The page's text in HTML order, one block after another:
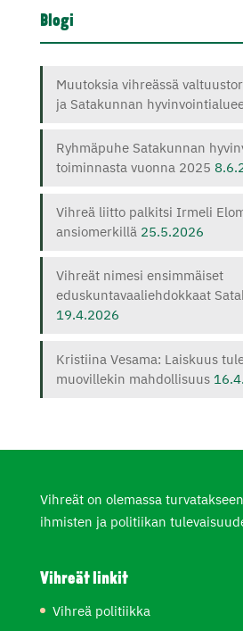
Blogi
Muutoksia vihreässä
ja Satakunnan
Ryhmäpuhe Satakunnan
toiminnasta vuonna 2025
Vihreä liitto palkitsi Irmeli
ansiomerkillä 25.5.2026
Vihreät nimesi ensimmäiset
eduskuntavaaliehdokkaat
19.4.2026
Kristiina Vesama: Laiskuus
muovillekin mahdollisuus
Vihreät on olemassa
ihmisten ja politiikan
Vihreät linkit
Vihreä politiikka